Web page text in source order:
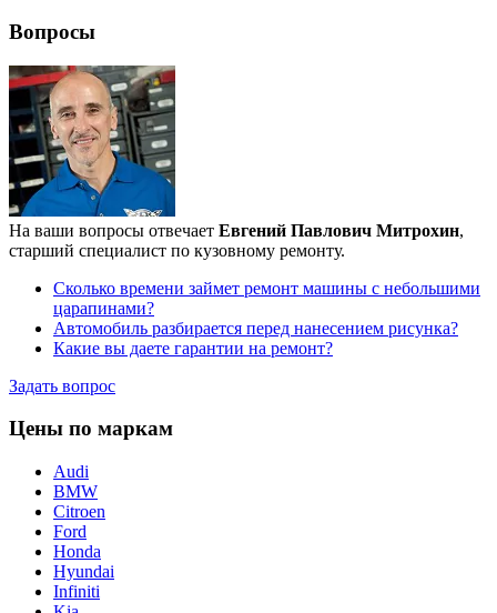
Вопросы
На ваши вопросы отвечает Евгений Павлович Митрохин,
старший специалист по кузовному ремонту.
Сколько времени займет ремонт машины с небольшими
царапинами?
Автомобиль разбирается перед нанесением рисунка?
Какие вы даете гарантии на ремонт?
Задать вопрос
Цены по маркам
Audi
BMW
Citroen
Ford
Honda
Hyundai
Infiniti